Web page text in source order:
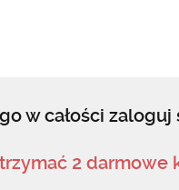
w całości zaloguj
2 darmowe